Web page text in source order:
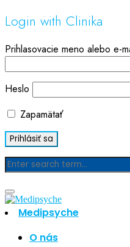
Login with Clinika
Prihlasovacie meno alebo e-
Heslo
Zapamätať
Medipsyche
O nás
Blog
Hľadať